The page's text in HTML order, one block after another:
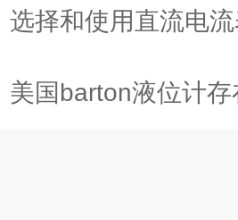
选择和使用直流电
美国barton液位计